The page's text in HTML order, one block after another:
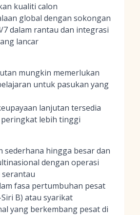
kualiti calon
global dengan sokongan
7 dalam rantau dan integrasi
lancar
mungkin memerlukan
untuk pasukan yang
lanjutan tersedia
peringkat lebih tinggi
sederhana hingga besar dan
dengan operasi
fasa pertumbuhan pesat
Siri B) atau syarikat
yang berkembang pesat di